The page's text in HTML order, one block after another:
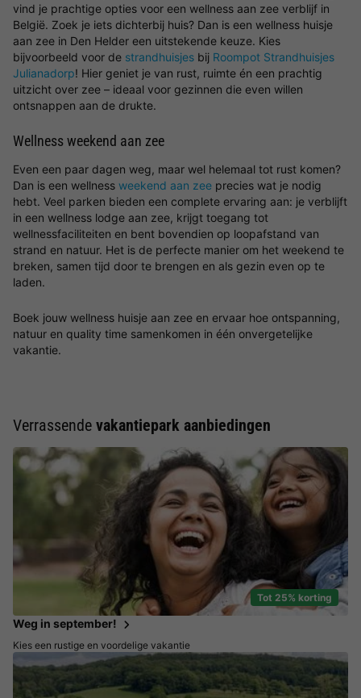
vind je prachtige opties voor een wellness aan zee verblijf in
België. Zoek je iets dichterbij huis? Dan is een wellness huisje
aan zee in Den Helder een uitstekende keuze. Kies
bijvoorbeeld voor de strandhuisjes bij Roompot Strandhuisjes
Julianadorp! Hier geniet je van rust, ruimte én een prachtig
uitzicht over zee – ideaal voor gezinnen die even willen
ontsnappen aan de drukte.
Wellness weekend aan zee
Even een paar dagen weg, maar wel helemaal tot rust komen?
Dan is een wellness weekend aan zee precies wat je nodig
hebt. Veel parken bieden een complete ervaring aan: je verblijft
in een wellness lodge aan zee, krijgt toegang tot
wellnessfaciliteiten en bent bovendien op loopafstand van
strand en natuur. Het is de perfecte manier om het weekend te
breken, samen tijd door te brengen en als gezin even op te
laden.
Boek jouw wellness huisje aan zee en ervaar hoe ontspanning,
natuur en quality time samenkomen in één onvergetelijke
vakantie.
Verrassende vakantiepark aanbiedingen
Tot 25% korting
Weg in september!
Kies een rustige en voordelige vakantie